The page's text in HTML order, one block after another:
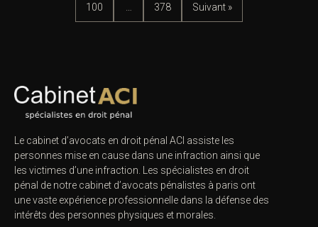
100 378 Suivant »
Le cabinet d’avocats en droit pénal ACI assiste les
personnes mise en cause dans une infraction ainsi que
les victimes d’une infraction. Les spécialistes en droit
pénal de notre cabinet d’avocats pénalistes à paris ont
une vaste expérience professionnelle dans la défense des
intérêts des personnes physiques et morales.